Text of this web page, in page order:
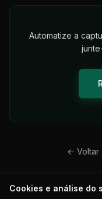
Automatize a
← Voltar
Cookies e análise do